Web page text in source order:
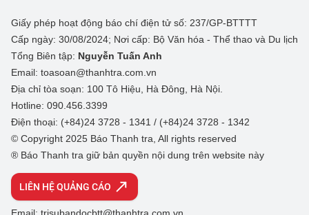
Giấy phép hoạt động báo chí điện tử số: 237/GP-BTTTT
Cấp ngày: 30/08/2024; Nơi cấp: Bộ Văn hóa - Thể thao và Du lịch
Tổng Biên tập: Nguyễn Tuấn Anh
Email: toasoan@thanhtra.com.vn
Địa chỉ tòa soạn: 100 Tô Hiệu, Hà Đông, Hà Nội.
Hotline: 090.456.3399
Điện thoại: (+84)24 3728 - 1341 / (+84)24 3728 - 1342
© Copyright 2025 Báo Thanh tra, All rights reserved
® Báo Thanh tra giữ bản quyền nội dung trên website này
LIÊN HỆ QUẢNG CÁO
Email: trisubandocbtt@thanhtra.com.vn